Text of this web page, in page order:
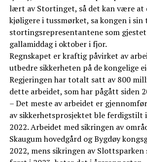
lært av Stortinget, så det kan være at
kjøligere i tussmørket, sa kongen i
stortingsrepresentantene som
gallamiddag i oktober i fjor.
Regnskapet er kraftig påvirket av
utbedre sikkerheten på de kongelige
Regjeringen har totalt satt av 800
dette arbeidet, som har pågått siden
– Det meste av arbeidet er
av sikkerhetsprosjektet ble ferdigstilt
2022. Arbeidet med sikringen av
Skaugum hovedgård og Bygdøy
2022, mens sikringen av